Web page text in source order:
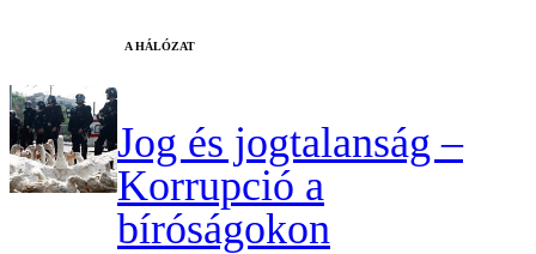
A HÁLÓZAT
Jog és jogtalanság –
Korrupció a
bíróságokon